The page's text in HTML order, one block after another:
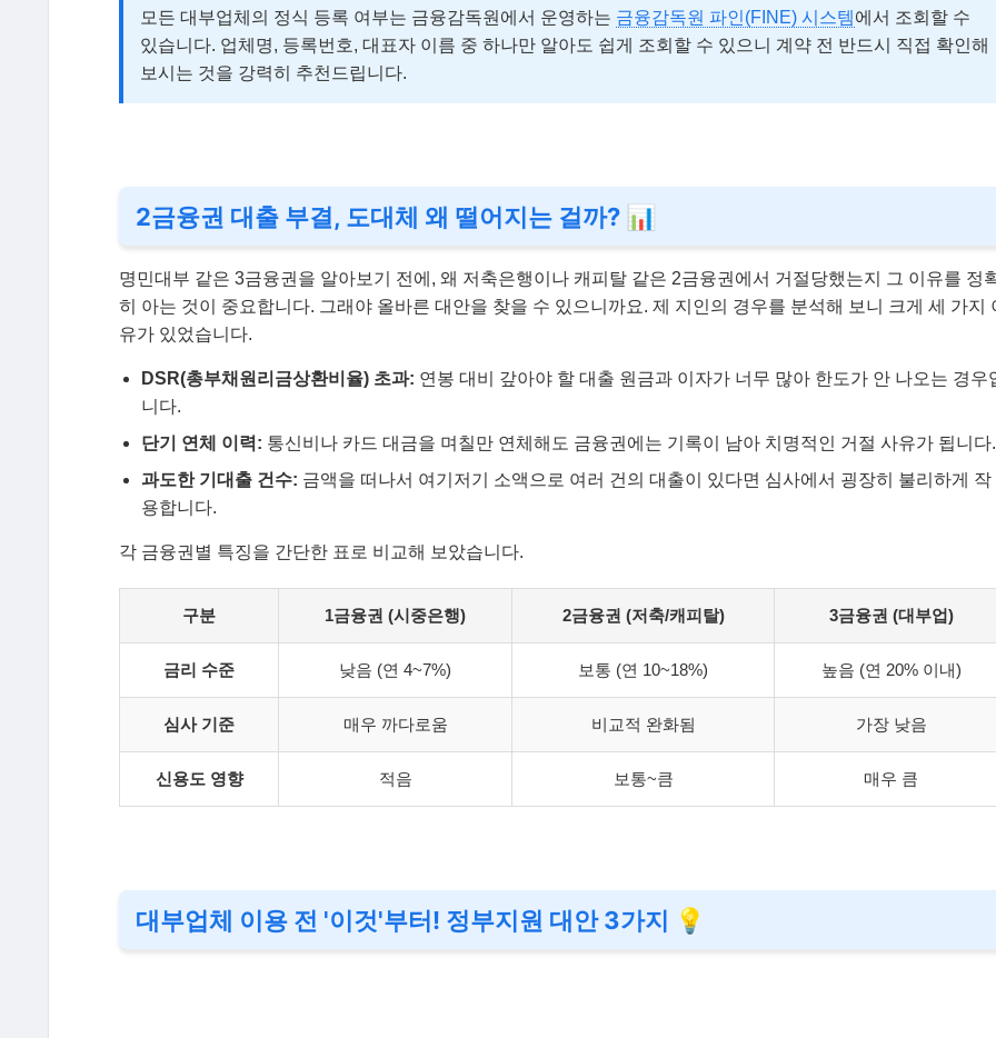
모든 대부업체의 정식 등록 여부는 금융감독원에서 운영하는 금융감독원 파인(FINE) 시스템에서 조회할 수
있습니다. 업체명, 등록번호, 대표자 이름 중 하나만 알아도 쉽게 조회할 수 있으니 계약 전 반드시 직접 확인해
보시는 것을 강력히 추천드립니다.
2금융권 대출 부결, 도대체 왜 떨어지는 걸까? 📊
명민대부 같은 3금융권을 알아보기 전에, 왜 저축은행이나 캐피탈 같은 2금융권에서 거절당했는지 그 이유를 정
히 아는 것이 중요합니다. 그래야 올바른 대안을 찾을 수 있으니까요. 제 지인의 경우를 분석해 보니 크게 세 가지
유가 있었습니다.
DSR(총부채원리금상환비율) 초과: 연봉 대비 갚아야 할 대출 원금과 이자가 너무 많아 한도가 안 나오는 경우
니다.
단기 연체 이력: 통신비나 카드 대금을 며칠만 연체해도 금융권에는 기록이 남아 치명적인 거절 사유가 됩니다.
과도한 기대출 건수: 금액을 떠나서 여기저기 소액으로 여러 건의 대출이 있다면 심사에서 굉장히 불리하게 작
용합니다.
각 금융권별 특징을 간단한 표로 비교해 보았습니다.
구분 1금융권 (시중은행) 2금융권 (저축/캐피탈) 3금융권 (대부업)
금리 수준 낮음 (연 4~7%) 보통 (연 10~18%) 높음 (연 20% 이내)
심사 기준 매우 까다로움 비교적 완화됨 가장 낮음
신용도 영향 적음 보통~큼 매우 큼
대부업체 이용 전 '이것'부터! 정부지원 대안 3가지 💡